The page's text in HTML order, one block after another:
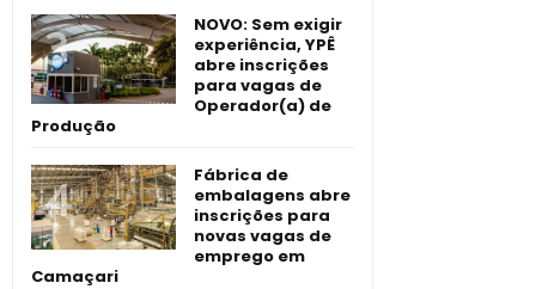
NOVO: Sem exigir
experiência, YPÊ
abre inscrições
para vagas de
Operador(a) de
Produção
Fábrica de
embalagens abre
inscrições para
novas vagas de
emprego em
Camaçari